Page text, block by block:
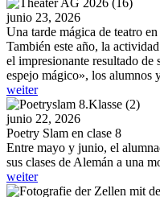
junio 23, 2026
Una tarde mágica de teatro
También este año, la
el impresionante resultado
espejo mágico», los alumnos
weiter
junio 22, 2026
Poetry Slam en clase 8
Entre mayo y junio, el
sus clases de Alemán a una
weiter